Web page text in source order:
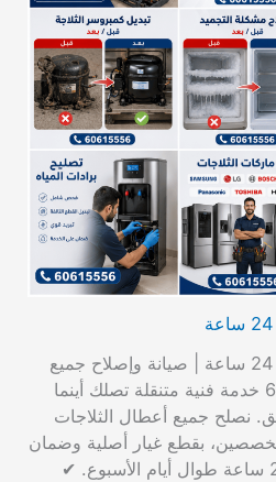
فني تصليح ثلاجات الكويت 24 ساعة | صيانة وإصلاح جميع
أنواع الثلاجات | 60615556 خدمة فنية متنقلة تصلك أينما
نصلح جميع أعطال الثلاجات
بقطع غيار أصلية وضمان
على الإصلاح، على مدار 24 ساعة طوال أيام الأسبوع. ✔